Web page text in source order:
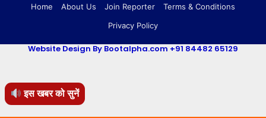
इस खबर को सुनें
Home
About Us Join Reporter
Terms & Conditions
Privacy Policy
Website Design By Bootalpha.com +91 84482 65129